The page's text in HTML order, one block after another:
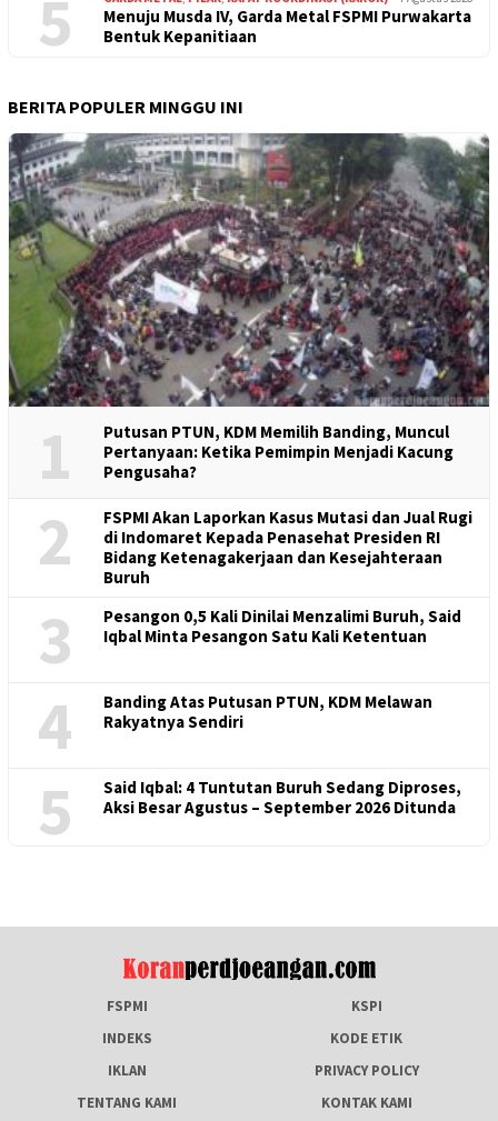
5
Menuju Musda IV, Garda Metal FSPMI Purwakarta
Bentuk Kepanitiaan
BERITA POPULER MINGGU INI
1
Putusan PTUN, KDM Memilih Banding, Muncul
Pertanyaan: Ketika Pemimpin Menjadi Kacung
Pengusaha?
2
FSPMI Akan Laporkan Kasus Mutasi dan Jual Rugi
di Indomaret Kepada Penasehat Presiden RI
Bidang Ketenagakerjaan dan Kesejahteraan
Buruh
3
Pesangon 0,5 Kali Dinilai Menzalimi Buruh, Said
Iqbal Minta Pesangon Satu Kali Ketentuan
4
Banding Atas Putusan PTUN, KDM Melawan
Rakyatnya Sendiri
5
Said Iqbal: 4 Tuntutan Buruh Sedang Diproses,
Aksi Besar Agustus – September 2026 Ditunda
FSPMI
KSPI
INDEKS
KODE ETIK
IKLAN
PRIVACY POLICY
TENTANG KAMI
KONTAK KAMI